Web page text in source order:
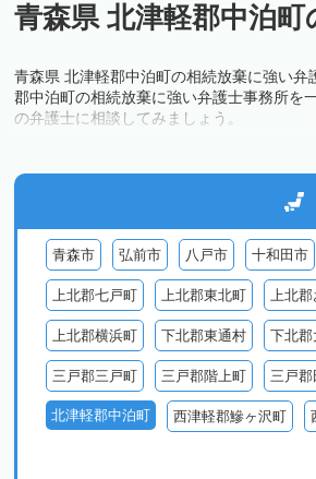
青森県 北津軽郡中泊
青森県 北津軽郡中泊町の相続放棄に強い
郡中泊町の相続放棄に強い弁護士事務所を
の弁護士に相談してみましょう。
青森市 弘前市 八戸市 十和田市
上北郡七戸町 上北郡東北町 上北郡
上北郡横浜町 下北郡東通村 下北郡
三戸郡三戸町 三戸郡階上町 三戸郡
北津軽郡中泊町 西津軽郡鰺ヶ沢町